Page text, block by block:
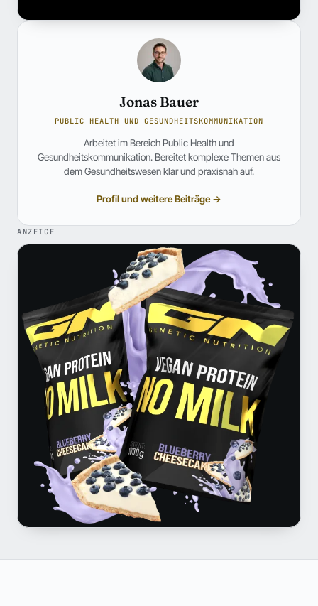
Jonas Bauer
PUBLIC HEALTH UND GESUNDHEITSKOMMUNIKATION
Arbeitet im Bereich Public Health und
Gesundheitskommunikation. Bereitet komplexe Themen aus
dem Gesundheitswesen klar und praxisnah auf.
Profil und weitere Beiträge →
ANZEIGE